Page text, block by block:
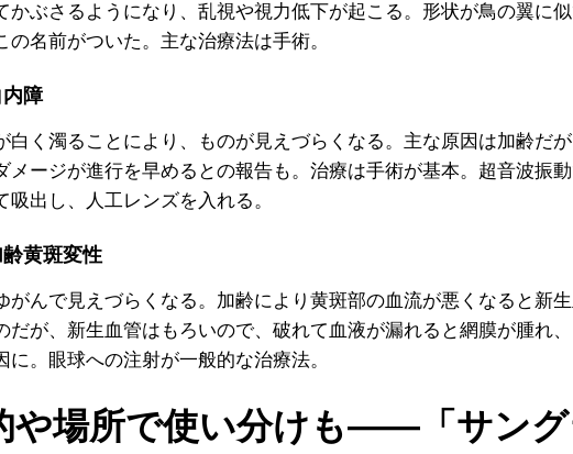
かぶさるようになり、乱視や視力低下が起こる。形状が鳥の翼に
の名前がついた。主な治療法は手術。
内障
く濁ることにより、ものが見えづらくなる。主な原因は加齢だ
メージが進行を早めるとの報告も。治療は手術が基本。超音波振
吸出し、人工レンズを入れる。
齢黄斑変性
んで見えづらくなる。加齢により黄斑部の血流が悪くなると新
だが、新生血管はもろいので、破れて血液が漏れると網膜が腫れ
に。眼球への注射が一般的な治療法。
や場所で使い分けも――「サン